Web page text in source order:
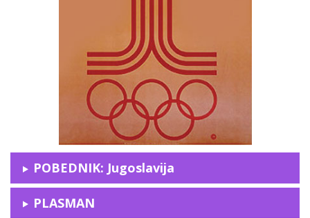
POBEDNIK: Jugoslavija
PLASMAN